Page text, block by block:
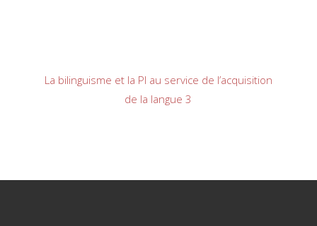
La bilinguisme et la PI au service de l’acquisition
de la langue 3